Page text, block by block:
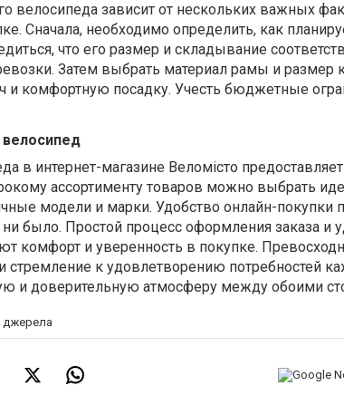
велосипеда зависит от нескольких важных
Сначала, необходимо определить, как
что его размер и складывание
Затем выбрать материал рамы и размер
и комфортную посадку. Учесть бюджетные
велосипед
в интернет-магазине Веломісто
ассортименту товаров можно выбрать
модели и марки. Удобство онлайн-покупки
было. Простой процесс оформления заказа и
комфорт и уверенность в покупке.
к удовлетворению потребностей
и доверительную атмосферу между обоими
джерела